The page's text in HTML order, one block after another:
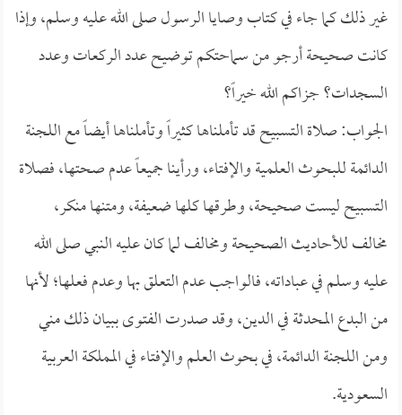
غير ذلك كما جاء في كتاب وصايا الرسول صلى الله عليه وسلم، وإذا
كانت صحيحة أرجو من سماحتكم توضيح عدد الركعات وعدد
السجدات؟ جزاكم الله خيراً؟
الجواب: صلاة التسبيح قد تأملناها كثيراً وتأملناها أيضاً مع اللجنة
الدائمة للبحوث العلمية والإفتاء، ورأينا جميعاً عدم صحتها، فصلاة
التسبيح ليست صحيحة، وطرقها كلها ضعيفة، ومتنها منكر،
مخالف للأحاديث الصحيحة ومخالف لما كان عليه النبي صلى الله
عليه وسلم في عباداته، فالواجب عدم التعلق بها وعدم فعلها؛ لأنها
من البدع المحدثة في الدين، وقد صدرت الفتوى ببيان ذلك مني
ومن اللجنة الدائمة، في بحوث العلم والإفتاء في المملكة العربية
السعودية.